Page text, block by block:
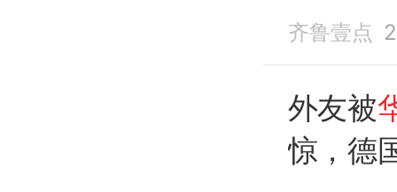
齐鲁壹点
外友被
惊，德